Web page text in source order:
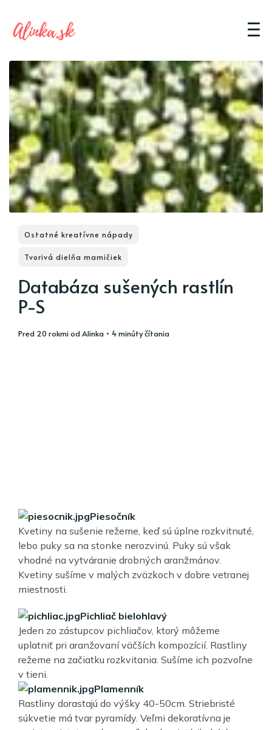
Ostatné kreatívne nápady
Tvorivá dielňa mamičiek
Databáza sušených rastlín
P-S
pred 20 rokmiodAlinka • 4 minúty čítania
Piesočník
Kvetiny na sušenie režeme, keď sú úplne rozkvitnuté,
lebo puky sa na stonke nerozvinú. Puky sú však
vhodné na vytváranie drobných aranžmánov.
Kvetiny sušíme v malých zväzkoch v dobre vetranej
miestnosti.
Pichliač bielohlavý
Jeden zo zástupcov pichliačov, ktorý môžeme
uplatniť pri aranžovaní väčších kompozícií. Rastliny
režeme na začiatku rozkvitania. Sušíme ich pozvoľne
v tieni.
Plamenník
Rastliny dorastajú do výšky 40-50cm. Striebristé
súkvetie má tvar pyramídy. Veľmi dekoratívna je